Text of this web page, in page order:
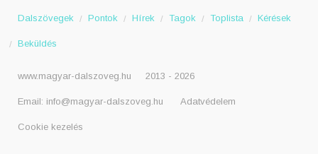
Dalszövegek Pontok Hírek Tagok Toplista Kérések
Beküldés
www.magyar-dalszoveg.hu 2013 - 2026
Email: info@magyar-dalszoveg.hu Adatvédelem
Cookie kezelés